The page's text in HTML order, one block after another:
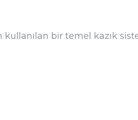
kullanılan bir temel kazık